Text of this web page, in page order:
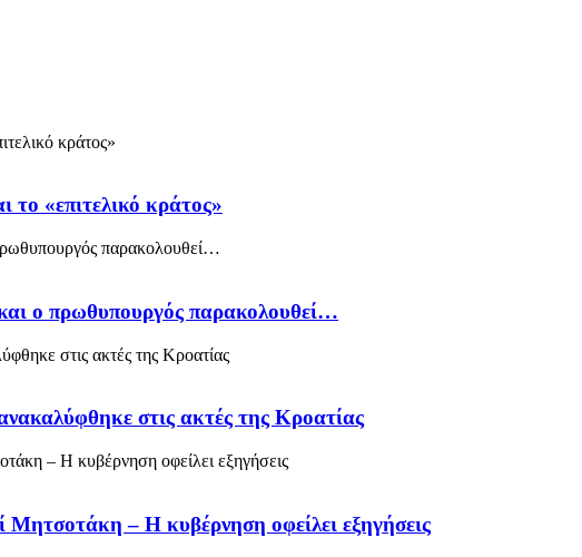
«επιτελικό κράτος»
ο πρωθυπουργός παρακολουθεί…
στις ακτές της Κροατίας
Μητσοτάκη – Η κυβέρνηση οφείλει εξηγήσεις